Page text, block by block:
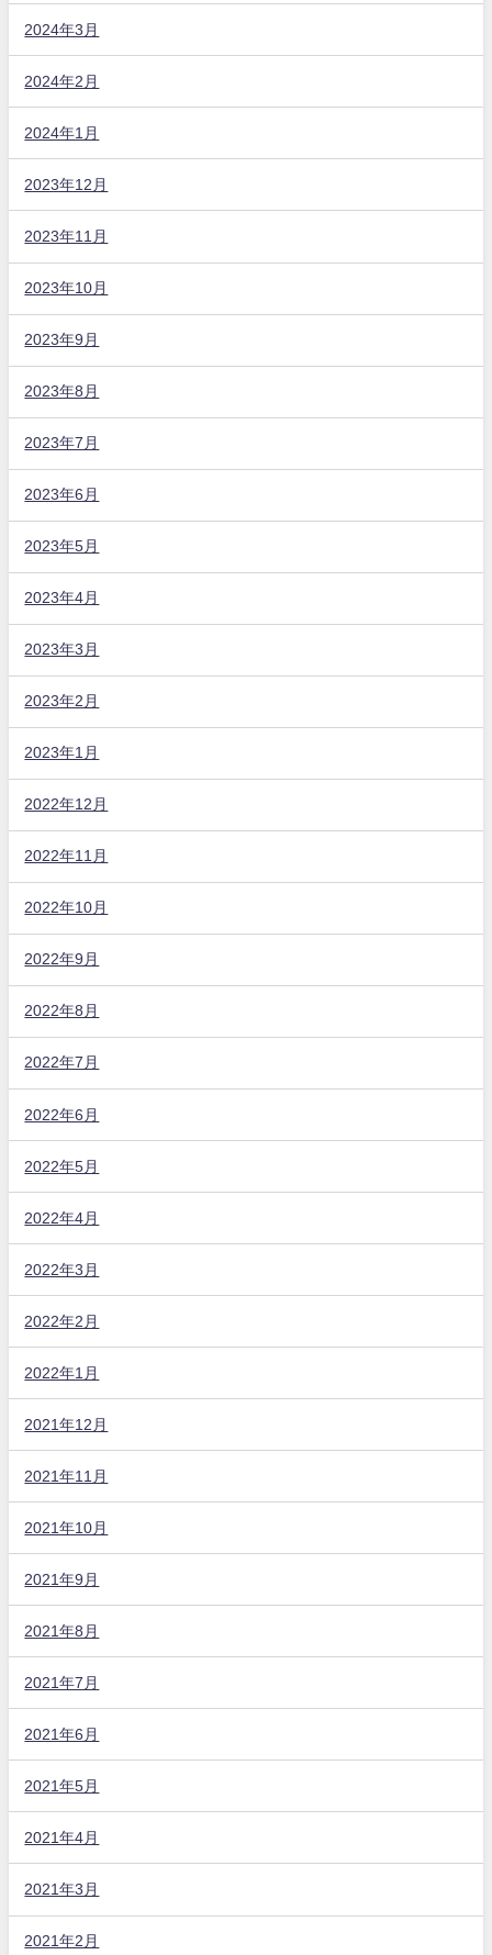
2024年3月
2024年2月
2024年1月
2023年12月
2023年11月
2023年10月
2023年9月
2023年8月
2023年7月
2023年6月
2023年5月
2023年4月
2023年3月
2023年2月
2023年1月
2022年12月
2022年11月
2022年10月
2022年9月
2022年8月
2022年7月
2022年6月
2022年5月
2022年4月
2022年3月
2022年2月
2022年1月
2021年12月
2021年11月
2021年10月
2021年9月
2021年8月
2021年7月
2021年6月
2021年5月
2021年4月
2021年3月
2021年2月